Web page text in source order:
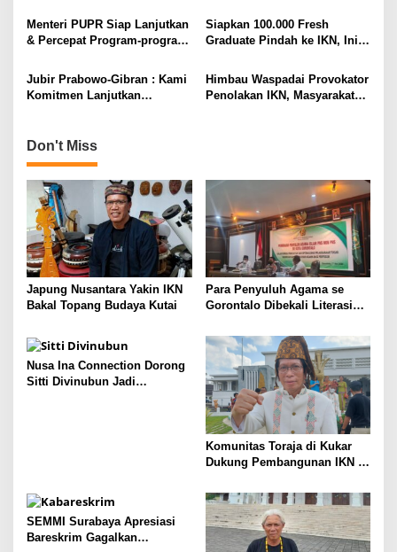
t
o
Menteri PUPR Siap Lanjutkan
& Percepat Program-program
Siapkan 100.000 Fresh
Graduate Pindah ke IKN, Ini
Jubir Prabowo-Gibran : Kami
Komitmen Lanjutkan
Himbau Waspadai Provokator
Penolakan IKN, Masyarakat
Don't Miss
Japung Nusantara Yakin IKN
Bakal Topang Budaya Kutai
Para Penyuluh Agama se
Gorontalo Dibekali Literasi
Nusa Ina Connection Dorong
Sitti Divinubun Jadi
Komunitas Toraja di Kukar
Dukung Pembangunan IKN di
SEMMI Surabaya Apresiasi
Bareskrim Gagalkan